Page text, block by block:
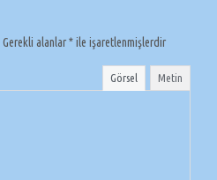
Gerekli alanlar*ile işaretlenmişlerdir
Görsel Metin